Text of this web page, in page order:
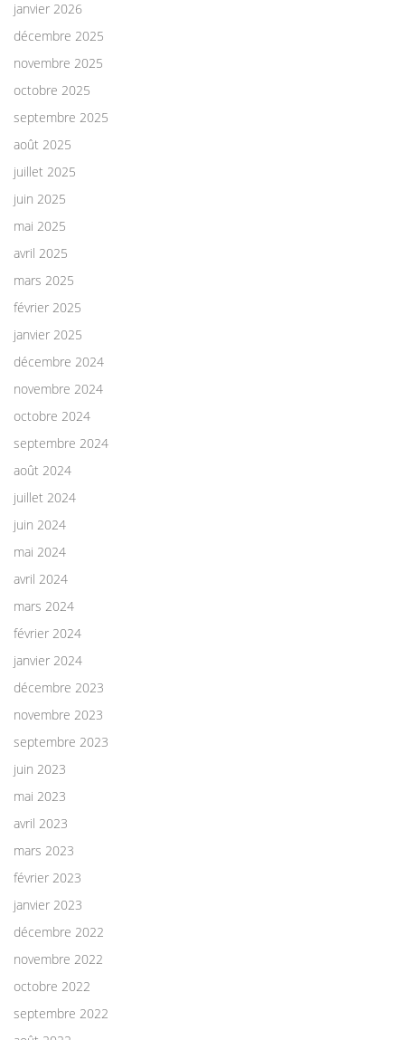
janvier 2026
décembre 2025
novembre 2025
octobre 2025
septembre 2025
août 2025
juillet 2025
juin 2025
mai 2025
avril 2025
mars 2025
février 2025
janvier 2025
décembre 2024
novembre 2024
octobre 2024
septembre 2024
août 2024
juillet 2024
juin 2024
mai 2024
avril 2024
mars 2024
février 2024
janvier 2024
décembre 2023
novembre 2023
septembre 2023
juin 2023
mai 2023
avril 2023
mars 2023
février 2023
janvier 2023
décembre 2022
novembre 2022
octobre 2022
septembre 2022